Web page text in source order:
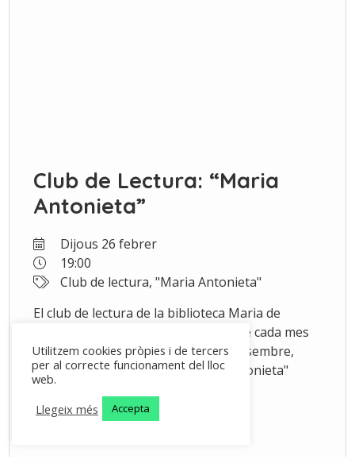
Club de Lectura: “Maria
Antonieta”
Dijous 26 febrer
19:00
Club de lectura, "Maria Antonieta"
El club de lectura de la biblioteca Maria de
Jonquers es troba el darrer dijous de cada mes
per comentar un llibre. En el mes desembre,
comentarem la biografia "Maria Antonieta"
escrita per Stefan Zweig.
Utilitzem cookies pròpies i de tercers
per al correcte funcionament del lloc
web.
Llegeix més
Accepta